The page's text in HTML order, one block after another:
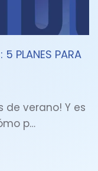
5 PLANES PARA
de verano! Y es
p…